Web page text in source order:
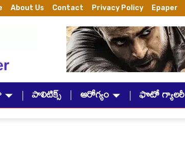
About Us Contact Privacy Policy Epaper
పాలిటిక్స్ ఆరోగ్యం ఫొటో గ్యాలరీ